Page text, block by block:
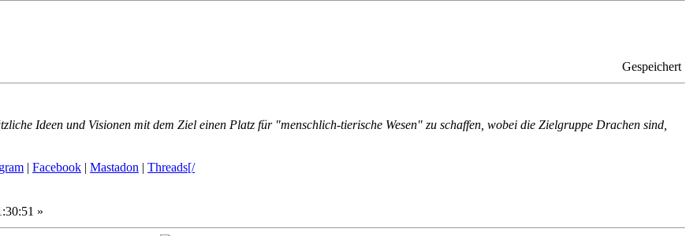
Gespeichert
Ideen und Visionen mit dem Ziel einen Platz für "menschlich-tierische Wesen" zu schaffen, wobei die Zielgruppe Drachen sind,
| Facebook | Mastadon | Threads[/
»